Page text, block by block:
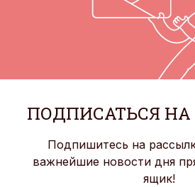
ПОДПИСАТЬСЯ
Подпишитесь на
важнейшие новости дня
ящик!